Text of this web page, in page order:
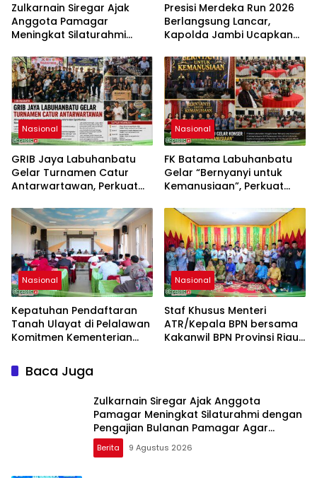
Zulkarnain Siregar Ajak
Anggota Pamagar
Meningkat Silaturahmi
Pamagar Agar Terjalin
Ukhuwah Islami
Presisi Merdeka Run 2026
Berlangsung Lancar,
Kapolda Jambi Ucapkan
Dukungan Masyarakat
Nasional
GRIB Jaya Labuhanbatu
Gelar Turnamen Catur
Antarwartawan, Perkuat
Nasional
FK Batama Labuhanbatu
Gelar “Bernyanyi untuk
Kemanusiaan”, Perkuat
Sosial
Nasional
Kepatuhan Pendaftaran
Tanah Ulayat di Pelalawan
Komitmen Kementerian
Nasional
Staf Khusus Menteri
ATR/Kepala BPN bersama
Kakanwil BPN Provinsi Riau
Baca Juga
Zulkarnain Siregar Ajak Anggota
Pamagar Meningkat Silaturahmi dengan
Pengajian Bulanan Pamagar Agar
Terjalin Ukhuwah Islami
Berita 9 Agustus 2026